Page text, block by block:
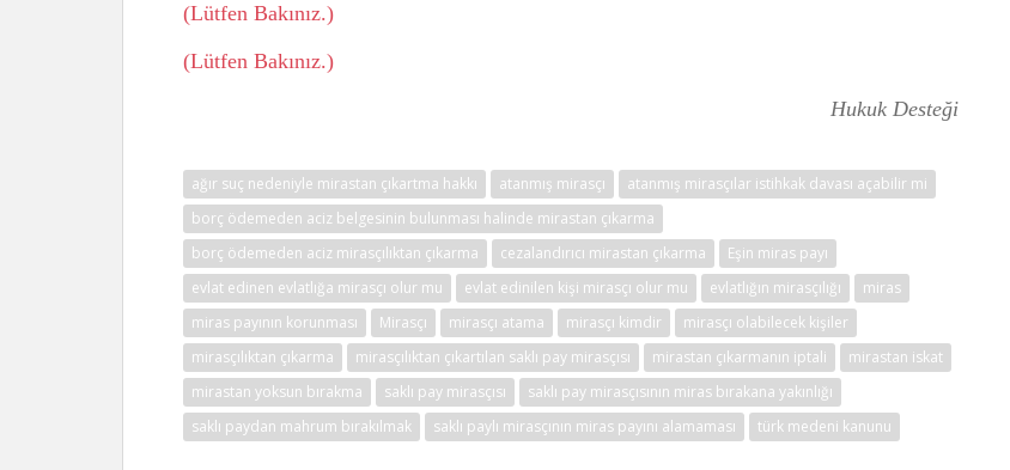
(Lütfen Bakınız.)
(Lütfen Bakınız.)
Hukuk Desteği
ağır suç nedeniyle mirastan çıkartma hakkı atanmış mirasçı
atanmış mirasçılar istihkak davası açabilir mi
borç ödemeden aciz belgesinin bulunması halinde mirastan çıkarma
borç ödemeden aciz mirasçılıktan çıkarma
cezalandırıcı mirastan çıkarma
Eşin miras payı
evlat edinen evlatlığa mirasçı olur mu
evlat edinilen kişi mirasçı olur mu evlatlığın mirasçılığı
miras
miras payının korunması
Mirasçı mirasçı atama mirasçı kimdir
mirasçı olabilecek kişiler
mirasçılıktan çıkarma
mirasçılıktan çıkartılan saklı pay mirasçısı mirastan çıkarmanın iptali
mirastan iskat
mirastan yoksun bırakma
saklı pay mirasçısı
saklı pay mirasçısının miras bırakana yakınlığı
saklı paydan mahrum bırakılmak
saklı paylı mirasçının miras payını alamaması türk medeni kanunu